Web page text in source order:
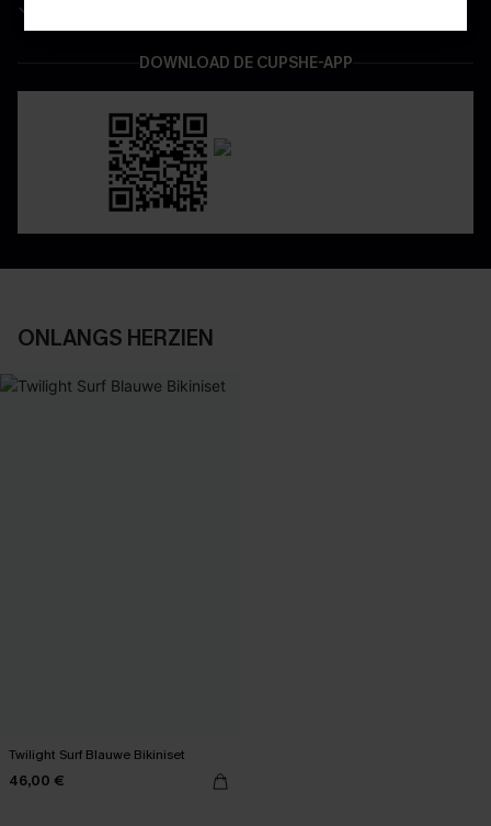
DOWNLOAD DE CUPSHE-APP
ONLANGS HERZIEN
Twilight Surf Blauwe Bikiniset
46,00 €